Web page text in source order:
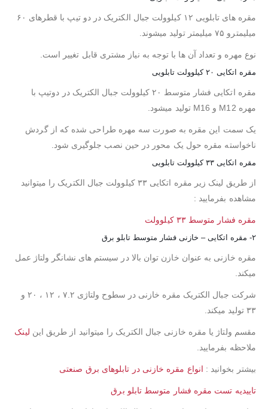
مقره های تابلویی ۱۲ کیلوولت جبال الکتریک در دو تیپ با قطرهای ۶۰
میلیمترو ۷۵ میلیمتر تولید میشوند.
نوع مهره و تعداد آن ها با توجه به نیاز مشتری قابل تغییر است.
مقره اتکایی ۲۰ کیلوولت تابلویی
مقره اتکایی فشار متوسط ۲۰ کیلوولت جبال الکتریک در دوتیپ با
مهره M12 و M16 تولید میشود.
یک سمت این مقره به صورت سه مهره طراحی شده که از گردش
ناخواسته مقره حول یک محور در حین نصب جلوگیری شود.
مقره اتکایی ۳۳ کیلوولت تابلویی
از طریق لینک زیر مقره اتکایی ۳۳ کیلوولت جبال الکتریک را میتوانید
مشاهده بفرمایید :
مقره فشار متوسط ۳۳ کیلوولت
۲- مقره اتکایی – خازنی فشار متوسط تابلو برق
مقره خازنی به عنوان خازن توان بالا در سیستم های نشانگر ولتاژ عمل
میکند.
شرکت جبال الکتریک مقره خازنی در سطوح ولتاژی ۷.۲ ، ۱۲ ، ۲۰ و
۳۳ تولید میکند.
مقسم ولتاژ یا مقره خازنی جبال الکتریک را میتوانید از طریق این لینک
ملاحظه بفرمایید.
بیشتر بخوانید : انواع مقره خازنی در تابلوهای برق صنعتی
تاییدیه تست مقره فشار متوسط تابلو برق